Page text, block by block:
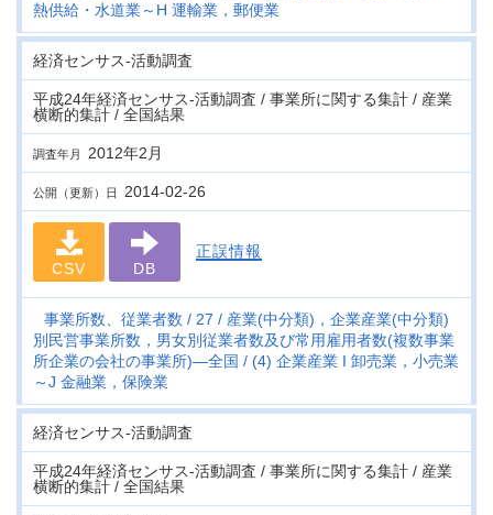
熱供給・水道業～H 運輸業，郵便業
経済センサス‐活動調査
平成24年経済センサス‐活動調査 / 事業所に関する集計 / 産業
横断的集計 / 全国結果
調査年月 2012年2月
公開（更新）日 2014-02-26
CSV DB
正誤情報
事業所数、従業者数 27
産業(中分類)，企業産業(中分類)
別民営事業所数，男女別従業者数及び常用雇用者数(複数事業
所企業の会社の事業所)―全国
(4) 企業産業 I 卸売業，小売業
～J 金融業，保険業
経済センサス‐活動調査
平成24年経済センサス‐活動調査 / 事業所に関する集計 / 産業
横断的集計 / 全国結果